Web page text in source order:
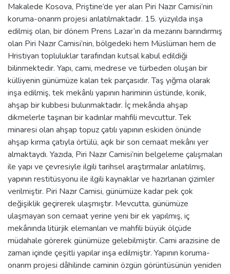
Makalede Kosova, Priştine’de yer alan Piri Nazır Camisi’nin
koruma-onarım projesi anlatılmaktadır. 15. yüzyılda inşa
edilmiş olan, bir dönem Prens Lazar’ın da mezarını barındırmış
olan Piri Nazır Camisi’nin, bölgedeki hem Müslüman hem de
Hristiyan topluluklar tarafından kutsal kabul edildiği
bilinmektedir. Yapı, cami, medrese ve türbeden oluşan bir
külliyenin günümüze kalan tek parçasıdır. Taş yığma olarak
inşa edilmiş, tek mekânlı yapının hariminin üstünde, konik,
ahşap bir kubbesi bulunmaktadır. İç mekânda ahşap
dikmelerle taşınan bir kadınlar mahfili mevcuttur. Tek
minaresi olan ahşap topuz çatılı yapının eskiden önünde
ahşap kırma çatıyla örtülü, açık bir son cemaat mekânı yer
almaktaydı. Yazıda, Piri Nazır Camisi’nin belgeleme çalışmaları
ile yapı ve çevresiyle ilgili tarihsel araştırmalar anlatılmış,
yapının restitüsyonu ile ilgili kaynaklar ve hazırlanan çizimler
verilmiştir. Piri Nazır Camisi, günümüze kadar pek çok
değişiklik geçirerek ulaşmıştır. Mevcutta, günümüze
ulaşmayan son cemaat yerine yeni bir ek yapılmış, iç
mekânında litürjik elemanları ve mahfili büyük ölçüde
müdahale görerek günümüze gelebilmiştir. Cami arazisine de
zaman içinde çeşitli yapılar inşa edilmiştir. Yapının koruma-
onarım projesi dâhilinde caminin özgün görüntüsünün yeniden